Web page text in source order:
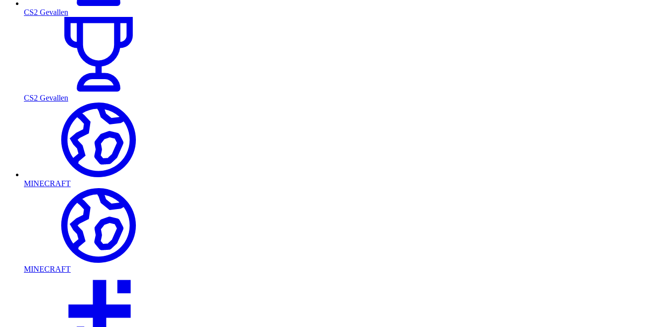
CS2 Gevallen
CS2 Gevallen
MINECRAFT
MINECRAFT